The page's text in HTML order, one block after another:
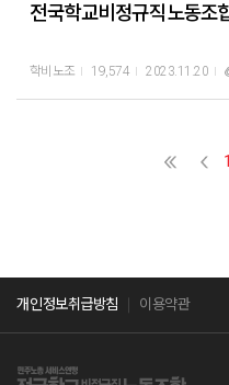
전국학교비정규직노동조
학비노조 19,574 2023.11.20
개인정보취급방침 이용약관
민주노총